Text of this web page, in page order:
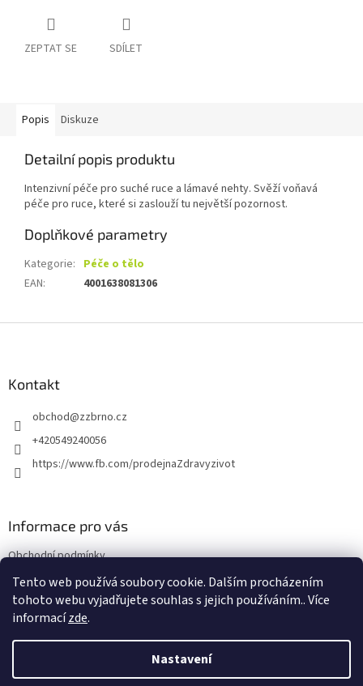
Tento web používá soubory cookie. Dalším procházením
tohoto webu vyjadřujete souhlas s jejich používáním.. Více
informacízde.
Nastavení
ZEPTAT SE SDÍLET
Popis Diskuze
Detailní popis produktu
Intenzivní péče pro suché ruce a lámavé nehty. Svěží voňavá
péče pro ruce, které si zaslouží tu největší pozornost.
Doplňkové parametry
Kategorie: Péče o tělo
EAN: 4001638081306
Kontakt
obchod@zzbrno.cz
+420549240056
https://www.fb.com/prodejnaZdravyzivot
Informace pro vás
Obchodní podmínky
Podmínky ochrany osobních údajů